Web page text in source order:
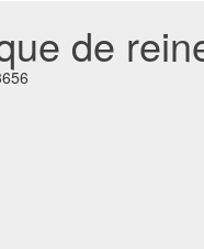
de